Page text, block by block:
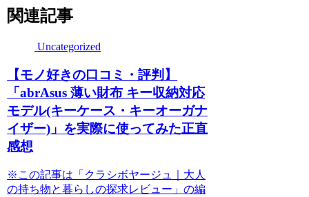
関連記事
Uncategorized
【モノ好きの口コミ・評判】
「abrAsus 薄い財布 キー収納対応
モデル(キーケース・キーオーガナ
イザー)」を実際に使ってみた正直
感想
※この記事は「クラシボヤージュ｜大人
の持ち物と暮らしの探求レビュー」の編